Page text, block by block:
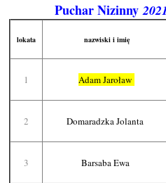
Puchar Nizinny
lokata nazwiski i imię
1 Adam Jaroław
2 Domaradzka Jolanta
3 Barsaba Ewa